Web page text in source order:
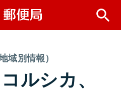
域別情報）
ルシカ、